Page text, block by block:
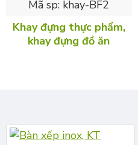
Mã sp: khay-BF2
Khay đựng thực phẩm,
khay đựng đồ ăn